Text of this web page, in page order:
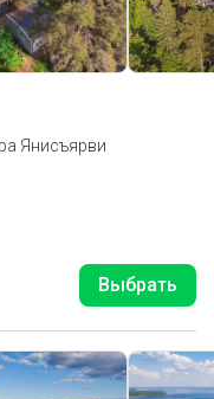
Янисъярви
Выбрать